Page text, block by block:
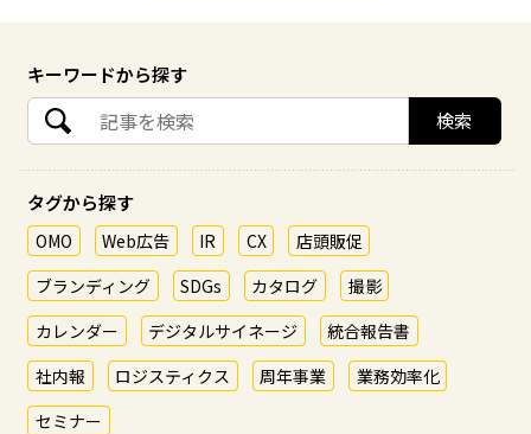
キーワードから探す
タグから探す
OMO Web広告 IR CX
店頭販促
ブランディング
SDGs カタログ
撮影
カレンダー
デジタルサイネージ
統合報告書
社内報
ロジスティクス 周年事業
業務効率化
セミナー